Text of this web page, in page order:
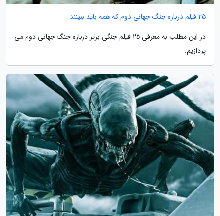
25 فیلم درباره جنگ جهانی دوم که همه باید ببینند
در این مطلب به معرفی 25 فیلم جنگی برتر درباره جنگ جهانی دوم می
پردازیم.